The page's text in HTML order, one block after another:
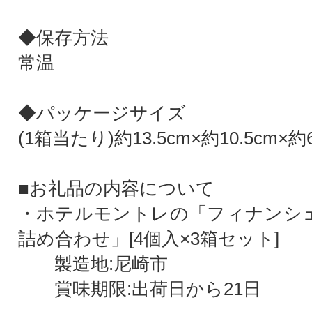
◆保存方法
常温
◆パッケージサイズ
(1箱当たり)約13.5cm×約10.5cm×約
■お礼品の内容について
・ホテルモントレの「フィナンシ
詰め合わせ」[4個入×3箱セット]
製造地:尼崎市
賞味期限:出荷日から21日